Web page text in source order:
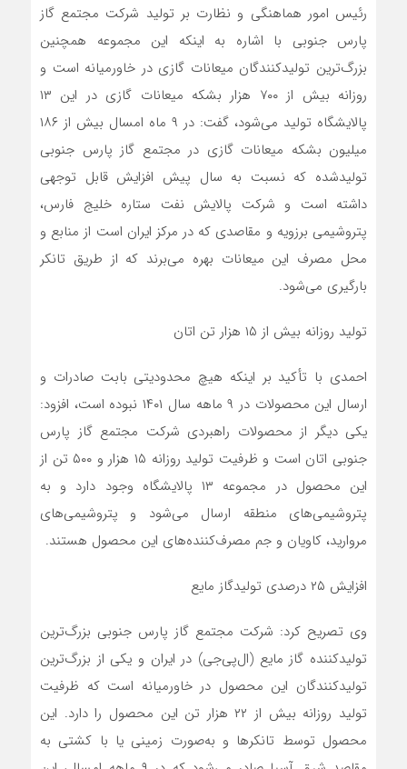
رئیس امور هماهنگی و نظارت بر تولید شرکت مجتمع گاز
پارس جنوبی با اشاره به اینکه این مجموعه همچنین
بزرگ‌ترین تولیدکنندگان میعانات گازی در خاورمیانه است و
روزانه بیش از ۷۰۰ هزار بشکه میعانات گازی در این ۱۳
پالایشگاه تولید می‌شود، گفت: در ۹ ماه امسال بیش از ۱۸۶
میلیون بشکه میعانات گازی در مجتمع گاز پارس جنوبی
تولیدشده که نسبت به سال پیش افزایش قابل توجهی
داشته است و شرکت پالایش نفت ستاره خلیج فارس،
پتروشیمی برزویه و مقاصدی که در مرکز ایران است از منابع و
محل مصرف این میعانات بهره می‌برند که از طریق تانکر
بارگیری می‌شود.
تولید روزانه بیش از ۱۵ هزار تن اتان
احمدی با تأکید بر اینکه هیچ محدودیتی بابت صادرات و
ارسال این محصولات در ۹ ماهه سال ۱۴۰۱ نبوده است، افزود:
یکی دیگر از محصولات راهبردی شرکت مجتمع گاز پارس
جنوبی اتان است و ظرفیت تولید روزانه ۱۵ هزار و ۵۰۰ تن از
این محصول در مجموعه ۱۳ پالایشگاه وجود دارد و به
پتروشیمی‌های منطقه ارسال می‌شود و پتروشیمی‌های
مروارید، کاویان و جم مصرف‌کننده‌های این محصول هستند.
افزایش ۲۵ درصدی تولیدگاز مایع
وی تصریح کرد: شرکت مجتمع گاز پارس جنوبی بزرگ‌ترین
تولیدکننده گاز مایع (ال‌پی‌جی) در ایران و یکی از بزرگ‌ترین
تولیدکنندگان این محصول در خاورمیانه است که ظرفیت
تولید روزانه بیش از ۲۲ هزار تن این محصول را دارد. این
محصول توسط تانکرها و به‌صورت زمینی یا با کشتی به